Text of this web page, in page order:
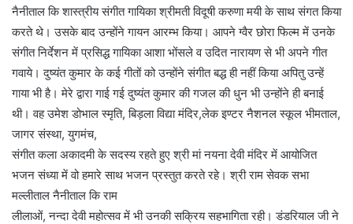
नैनीताल कि शास्त्रीय संगीत गायिका श्रीमती विदूषी करुणा मयी के साथ संगत किया
करते थे। उसके बाद उन्होंने गायन आरम्भ किया। आपने ग्वैर छोरा फिल्म में उनके
संगीत निर्देशन में प्रसिद्ध गायिका आशा भोंसले व उदित नारायण से भी अपने गीत
गवाये। दुष्यंत कुमार के कई गीतों को उन्होंने संगीत बद्ध ही नहीं किया अपितु उन्हें
गाया भी है। मेरे द्वारा गाई गई दुष्यंत कुमार की गजल की धुन भी उन्होंने ही बनाई
थी। वह उमेश डोभाल स्मृति, बिड़ला विद्या मंदिर,लेक इण्टर नैशनल स्कूल भीमताल,
जागर संस्था, युगमंच,
संगीत कला अकादमी के सदस्य रहते हुए श्री मां नयना देवी मंदिर में आयोजित
भजन संध्या में वो हमारे साथ भजन प्रस्तुत करते रहे। श्री राम सेवक सभा
मल्लीताल नैनीताल कि राम
लीलाओं, नन्दा देवी महोत्सव में भी उनकी सक्रिय सहभागिता रही। डंडरियाल जी ने